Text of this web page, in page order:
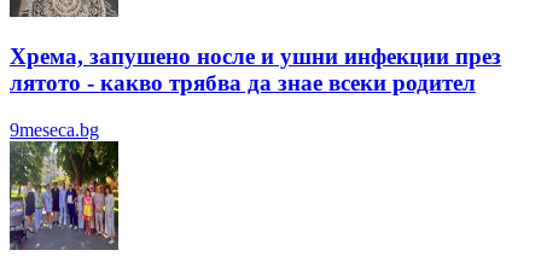
Хрема, запушено носле и ушни инфекции през
лятотo - какво трябва да знае всеки родител
9meseca.bg